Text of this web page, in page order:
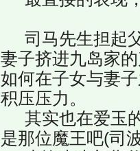
司马先生担起
妻子挤进九岛家
如何在子女与妻
积压压力。
其实也在爱玉
是那位魔王吧(司